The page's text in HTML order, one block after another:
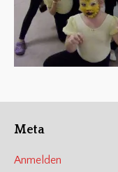
Meta
Anmelden